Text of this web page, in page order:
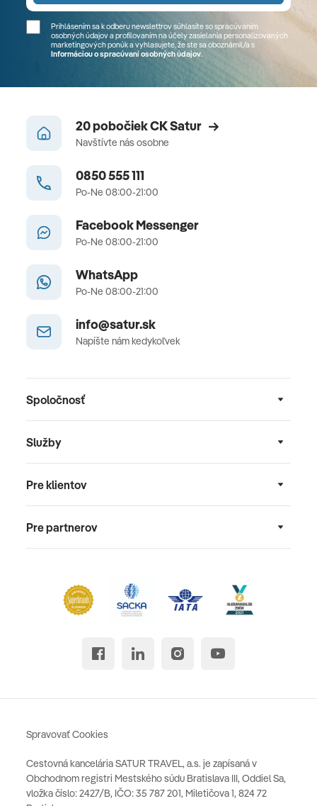
Prihlásením sa k odberu newslettrov súhlasíte so spracúvaním
osobných údajov a profilovaním na účely zasielania personalizovaných
marketingových ponúk a vyhlasujete, že ste sa oboznámil/a s
Informáciou o spracúvaní osobných údajov.
20 pobočiek CK Satur
Navštívte nás osobne
0850 555 111
Po-Ne 08:00-21:00
Facebook Messenger
Po-Ne 08:00-21:00
WhatsApp
Po-Ne 08:00-21:00
info@satur.sk
Napíšte nám kedykoľvek
Spoločnosť
Služby
Pre klientov
Pre partnerov
Cestovná kancelária SATUR TRAVEL, a.s. je zapísaná v
Obchodnom registri Mestského súdu Bratislava III, Oddiel Sa,
vložka číslo: 2427/B, IČO: 35 787 201, Miletičova 1, 824 72
Spravovať Cookies